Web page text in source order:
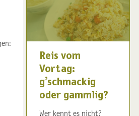
Reis vom
Vortag:
g’schmackig
oder gammlig?
Wer kennt es nicht?